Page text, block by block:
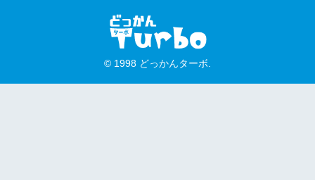
© 1998 どっかんターボ.